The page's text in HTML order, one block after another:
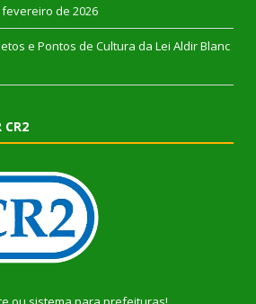
fevereiro de 2026
e Pontos de Cultura da Lei Aldir Blanc
CR2